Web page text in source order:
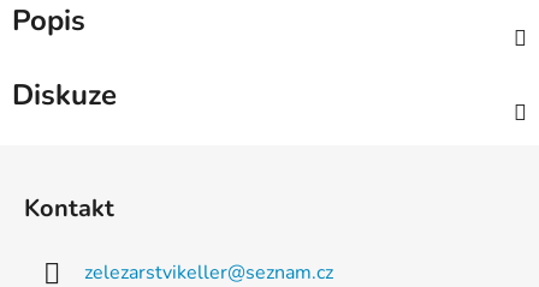
Popis
Diskuze
Kontakt
zelezarstvikeller@seznam.cz